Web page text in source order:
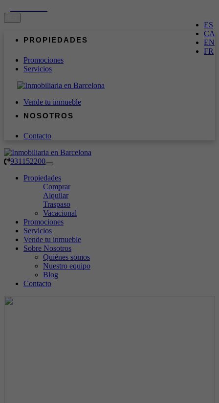
ES
CA
EN
FR
PROPIEDADES
Promociones
Servicios
Vende tu inmueble
NOSOTROS
Contacto
COMPRAR
QUIÉNES SOMOS
931152200
Toggle
navigation
Propiedades
Comprar
Alquilar
Traspaso
Vacacional
Promociones
Servicios
Vende tu inmueble
Sobre Nosotros
Quiénes somos
Nuestro equipo
Blog
Contacto